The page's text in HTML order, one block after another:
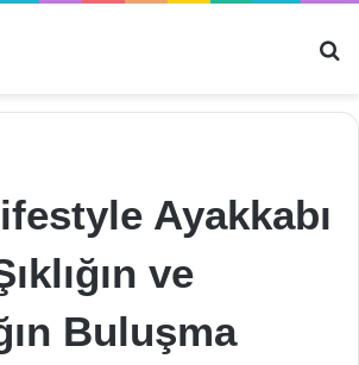
Ayakkabı
ve
Buluşma